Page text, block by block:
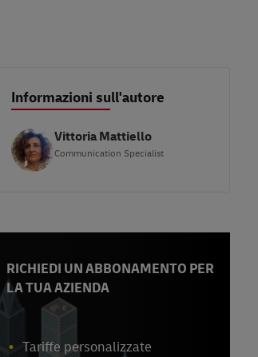
Informazioni sull'autore
Vittoria Mattiello
Communication Specialist
RICHIEDI UN ABBONAMENTO PER
LA TUA AZIENDA
Tariffe personalizzate